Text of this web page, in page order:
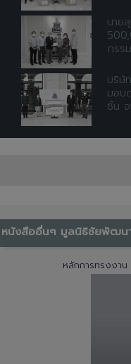
นาย
กรร
บริษั
มอบ
ชิ้น จ
หนังสืออื่นๆ มูลนิธิชัยพัฒน
หลักการทรงงา